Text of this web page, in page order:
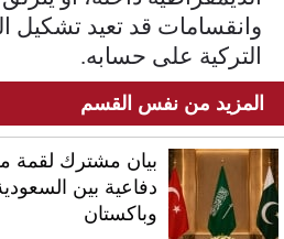
وانقسامات قد تعيد تشكيل
التركية على حسابه.
المزيد من نفس القسم
بيان مشترك لقمة
دفاعية بين
وباكستان